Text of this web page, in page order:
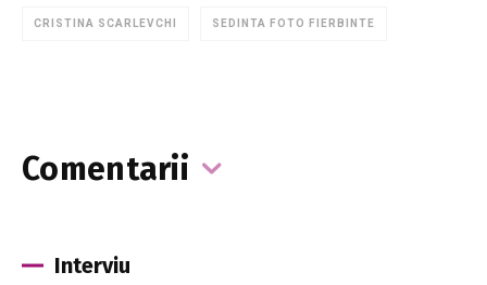
CRISTINA SCARLEVCHI SEDINTA FOTO FIERBINTE
Comentarii
Interviu